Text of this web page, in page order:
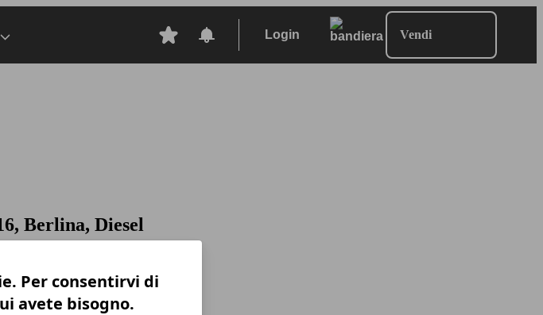
Login Vendi
Berlina, Diesel
Per consentirvi di
avete bisogno.